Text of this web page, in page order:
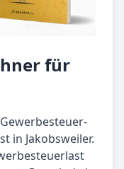
für
in Jakobsweiler.